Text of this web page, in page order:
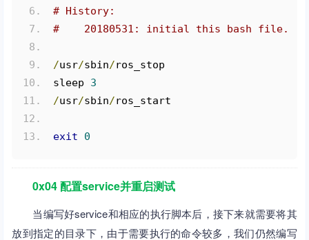
# History:
#    20180531: initial this bash file.
/usr/sbin/ros_stop
sleep 3
/usr/sbin/ros_start
exit 0
0x04 配置service并重启测试
当编写好service和相应的执行脚本后，接下来就需要将其
放到指定的目录下，由于需要执行的命令较多，我们仍然编写